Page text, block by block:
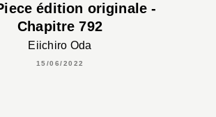
édition originale -
Chapitre 792
Eiichiro Oda
15/06/2022